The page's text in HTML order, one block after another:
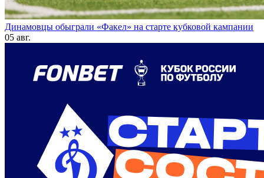
Динамовцы обыграли «Факел» на старте кубковой кампании
05 авг.